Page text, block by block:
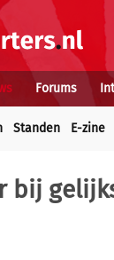
Forums
Standen E-zine
bij